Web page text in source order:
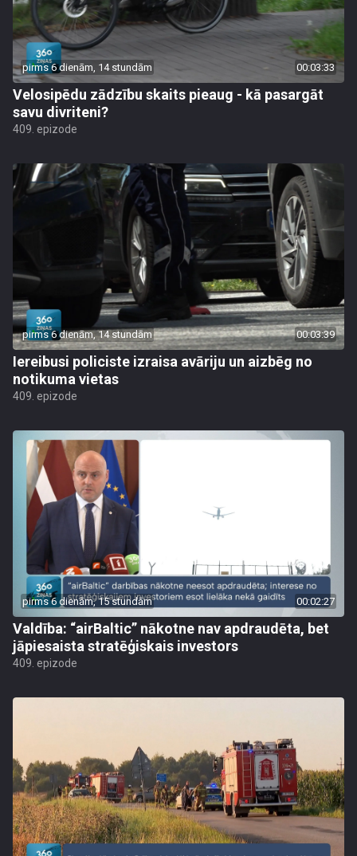
pirms 6 dienām, 14 stundām 00:03:33
Velosipēdu zādzību skaits pieaug - kā pasargāt
savu divriteni?
409. epizode
pirms 6 dienām, 14 stundām 00:03:39
Iereibusi policiste izraisa avāriju un aizbēg no
notikuma vietas
409. epizode
pirms 6 dienām, 15 stundām 00:02:27
Valdība: “airBaltic” nākotne nav apdraudēta, bet
jāpiesaista stratēģiskais investors
409. epizode